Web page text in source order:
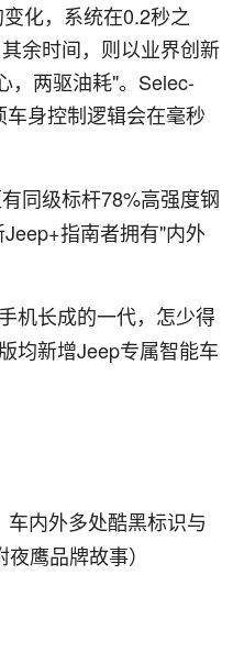
化，系统在0.2秒之
余时间，则以业界创新
，两驱油耗"。Selec-
身控制逻辑会在毫秒
同级标杆78%高强度钢
指南者拥有"内外
机长成的一代，怎少得
均新增Jeep专属智能车
内外多处酷黑标识与
鹰品牌故事）